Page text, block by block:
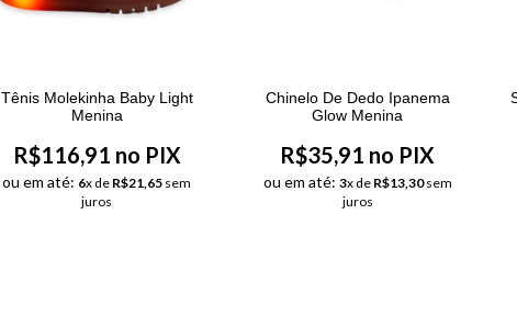
Tênis Molekinha Baby Light
Menina
R$116,91 no PIX
ou em até: 6x de R$21,65 sem
juros
Chinelo De Dedo Ipanema
Glow Menina
R$35,91 no PIX
ou em até: 3x de R$13,30sem
juros